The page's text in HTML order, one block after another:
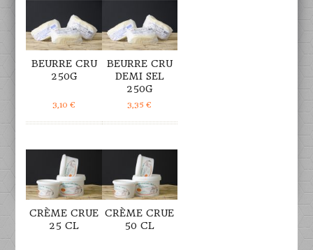
BEURRE CRU
250G
3,10€
BEURRE CRU
DEMI SEL
250G
3,35€
CRÈME CRUE
25 CL
CRÈME CRUE
50 CL